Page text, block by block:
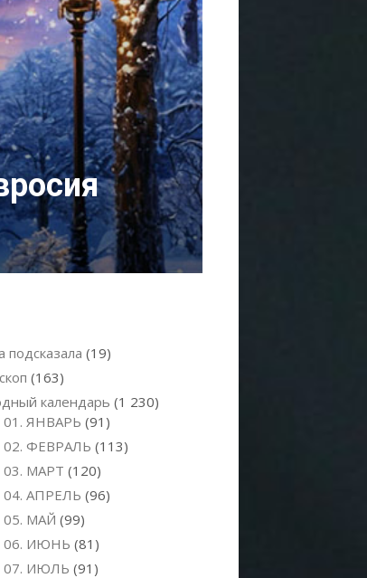
подсказала (19)
(163)
календарь (1 230)
01. ЯНВАРЬ (91)
02. ФЕВРАЛЬ (113)
03. МАРТ (120)
04. АПРЕЛЬ (96)
05. МАЙ (99)
06. ИЮНЬ (81)
07. ИЮЛЬ (91)